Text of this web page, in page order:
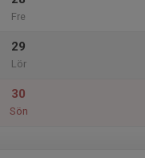
Fre
29
Lör
30
Sön